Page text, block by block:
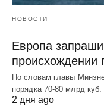
НОВОСТИ
Европа
происхождении
По словам главы
порядка 70-80 млрд
2 дня ago